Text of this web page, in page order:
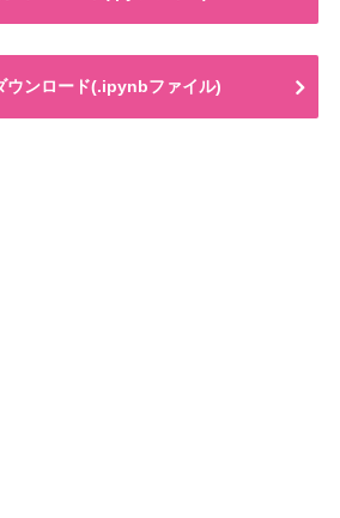
ウンロード(.ipynbファイル)